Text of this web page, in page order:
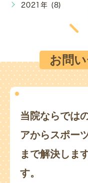
2021年 (8)
お問
当院ならでは
アからスポー
まで解決します
す。